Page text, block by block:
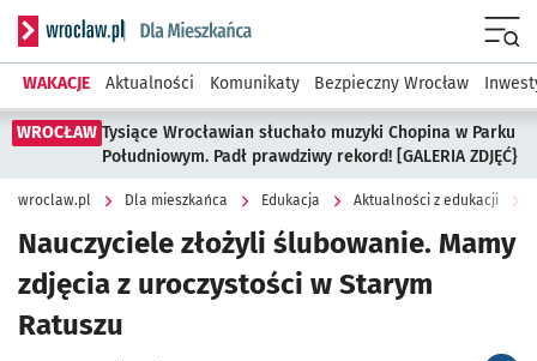
Serwis informacyjny wroclaw.pl podserwis: Dla mieszkańca
WAKACJE Aktualności Komunikaty Bezpieczny Wrocław
WROCŁAW Tysiące Wrocławian słuchało muzyki Chopina w Parku
Południowym. Padł prawdziwy rekord! [GALERIA ZDJĘĆ}
wroclaw.pl Dla mieszkańca Edukacja Aktualności z edukacji
Nauczyciele złożyli ślubowanie. Mamy
zdjęcia z uroczystości w Starym
Ratuszu